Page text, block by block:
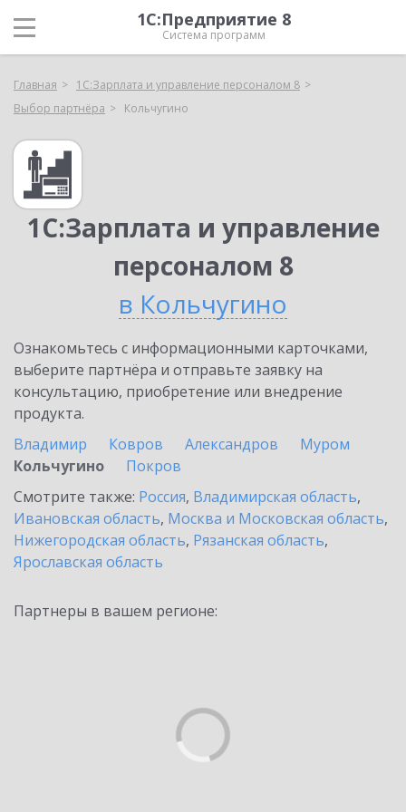
1С:Предприятие 8
Система программ
Главная
1С:Зарплата и управление персоналом 8
Выбор партнёра
Кольчугино
1С:Зарплата и управление
персоналом 8
в Кольчугино
Ознакомьтесь с информационными карточками,
выберите партнёра и отправьте заявку на
консультацию, приобретение или внедрение
продукта.
Владимир
Ковров Александров
Муром
Кольчугино
Покров
Смотрите также: Россия, Владимирская область,
Ивановская область, Москва и Московская область,
Нижегородская область, Рязанская область,
Ярославская область
Партнеры в вашем регионе: